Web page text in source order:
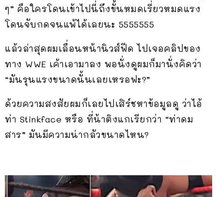
ๆ” คือใครโดนเข้าไปนี่ถึงขั้นหมดเรี่ยวหมดแรง
โดนจับกดจนแพ้ได้เลยนะ 5555555
แล้วล่าสุดผมเลื่อนหน้านิวส์ฟีด ไปเจอคลิปของ
ทาง WWE เค้าเอามาลง พอนั่งดูผมก็มานั่งคิดว่า
“มันรุนแรงขนาดนั้นเลยเหรอฟะ?”
ด้วยความสงสัยผมก็เลยไปเสิร์ชหาข้อมูลดู ว่าไอ้
ท่า Stinkface หรือ ที่น้าติงแกเรียกว่า “ท่าดม
สาร” มันมีความน่ากลัวขนาดไหน?